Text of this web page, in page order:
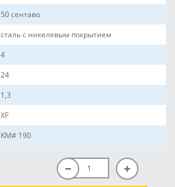
50 сентаво
сталь с никелевым покрытием
4
24
1,3
XF
KM# 190